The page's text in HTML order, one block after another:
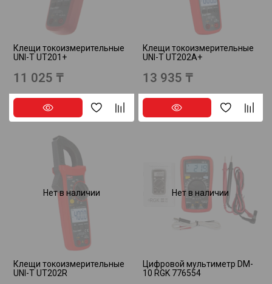
Клещи токоизмерительные
UNI-T UT201+
11 025 ₸
Клещи токоизмерительные
UNI-T UT202A+
13 935 ₸
Нет в наличии
Клещи токоизмерительные
UNI-T UT202R
Нет в наличии
Цифровой мультиметр DM-
10 RGK 776554